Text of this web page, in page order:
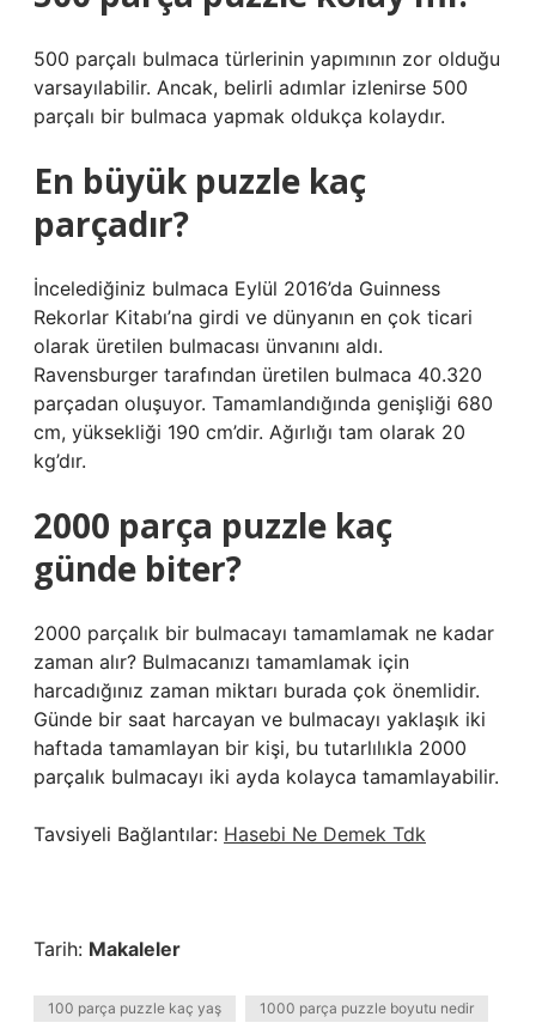
500 parçalı bulmaca türlerinin yapımının zor olduğu
varsayılabilir. Ancak, belirli adımlar izlenirse 500
parçalı bir bulmaca yapmak oldukça kolaydır.
En büyük puzzle kaç
parçadır?
İncelediğiniz bulmaca Eylül 2016’da Guinness
Rekorlar Kitabı’na girdi ve dünyanın en çok ticari
olarak üretilen bulmacası ünvanını aldı.
Ravensburger tarafından üretilen bulmaca 40.320
parçadan oluşuyor. Tamamlandığında genişliği 680
cm, yüksekliği 190 cm’dir. Ağırlığı tam olarak 20
kg’dır.
2000 parça puzzle kaç
günde biter?
2000 parçalık bir bulmacayı tamamlamak ne kadar
zaman alır? Bulmacanızı tamamlamak için
harcadığınız zaman miktarı burada çok önemlidir.
Günde bir saat harcayan ve bulmacayı yaklaşık iki
haftada tamamlayan bir kişi, bu tutarlılıkla 2000
parçalık bulmacayı iki ayda kolayca tamamlayabilir.
Tavsiyeli Bağlantılar: Hasebi Ne Demek Tdk
Tarih: Makaleler
100 parça puzzle kaç yaş 1000 parça puzzle boyutu nedir